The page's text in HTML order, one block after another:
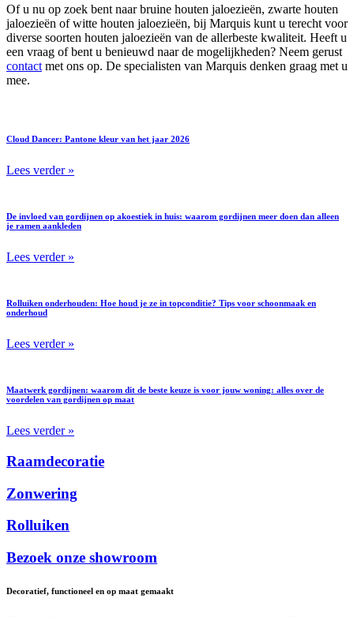
Of u nu op zoek bent naar bruine houten jaloezieën, zwarte houten
jaloezieën of witte houten jaloezieën, bij Marquis kunt u terecht voor
diverse soorten houten jaloezieën van de allerbeste kwaliteit. Heeft u
een vraag of bent u benieuwd naar de mogelijkheden? Neem gerust
contactmet ons op. De specialisten van Marquis denken graag met u
mee.
Cloud Dancer: Pantone kleur van het jaar 2026
Lees verder »
De invloed van gordijnen op akoestiek in huis: waarom gordijnen meer doen dan alleen
je ramen aankleden
Lees verder »
Rolluiken onderhouden: Hoe houd je ze in topconditie? Tips voor schoonmaak en
onderhoud
Lees verder »
Maatwerk gordijnen: waarom dit de beste keuze is voor jouw woning: alles over de
voordelen van gordijnen op maat
Lees verder »
Raamdecoratie
Zonwering
Rolluiken
Bezoek onze showroom
Decoratief, functioneel en op maat gemaakt